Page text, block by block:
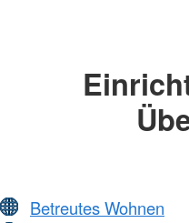
Betreutes Wohnen